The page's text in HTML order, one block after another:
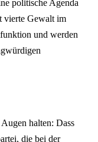
politische Agenda
vierte Gewalt im
und werden
halten: Dass
die bei der